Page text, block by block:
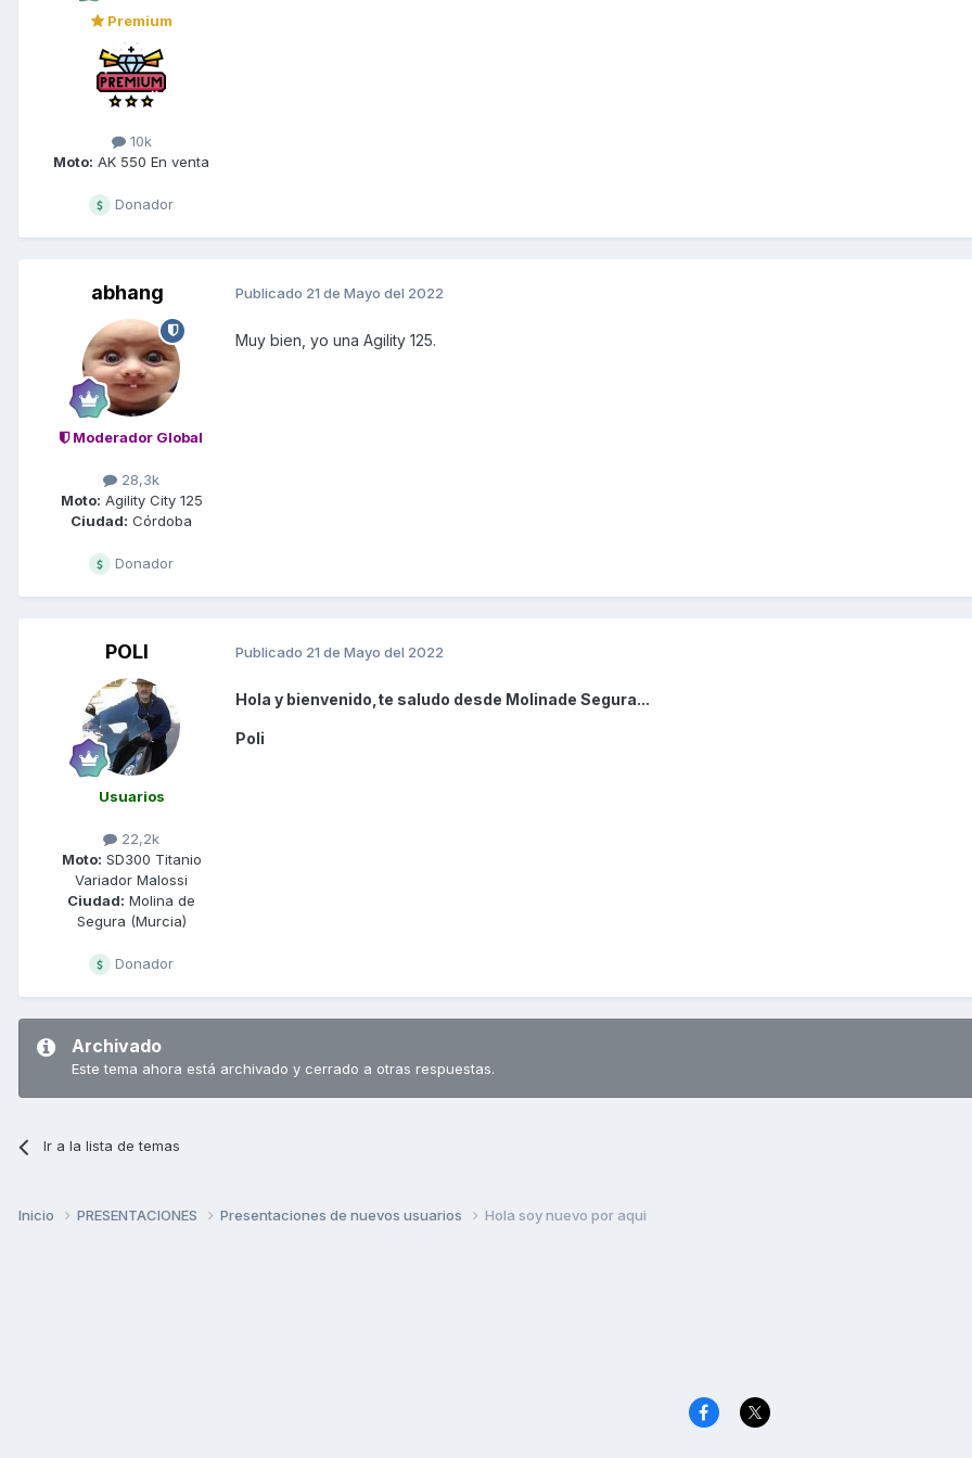
Premium
10k
Moto: AK 550 En venta
Donador
abhang
Moderador Global
28,3k
Moto: Agility City 125
Ciudad: Córdoba
Donador
Publicado 21 de Mayo del 2022
Muy bien, yo una Agility 125.
POLI
Usuarios
22,2k
Moto: SD300 Titanio
Variador Malossi
Ciudad: Molina de
Segura (Murcia)
Donador
Publicado 21 de Mayo del 2022
Hola y bienvenido,te saludo desde Molinade Segura...
Poli
Archivado
Este tema ahora está archivado y cerrado a otras respuestas.
Ir a la lista de temas
Inicio PRESENTACIONES Presentaciones de nuevos usuarios Hola soy nuevo por aqui